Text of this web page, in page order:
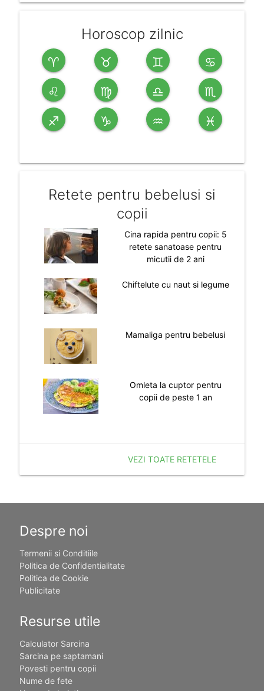
Horoscop zilnic
♈ ♉ ♊ ♋
♌ ♍ ♎ ♏
♐ ♑ ♒ ♓
Retete pentru bebelusi si
copii
Cina rapida pentru copii: 5
retete sanatoase pentru
micutii de 2 ani
Chiftelute cu naut si legume
Mamaliga pentru bebelusi
Omleta la cuptor pentru
copii de peste 1 an
VEZI TOATE RETETELE
Despre noi
Termenii si Conditiile
Politica de Confidentialitate
Politica de Cookie
Publicitate
Resurse utile
Calculator Sarcina
Sarcina pe saptamani
Povesti pentru copii
Nume de fete